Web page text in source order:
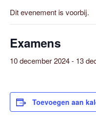
Dit evenement is voorbij.
Examens
10 december 2024- 13
Toevoegen aan